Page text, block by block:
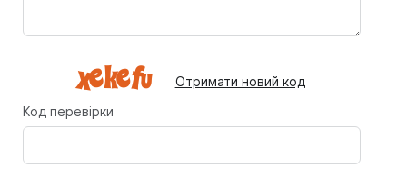
Отримати новий код
Код перевірки